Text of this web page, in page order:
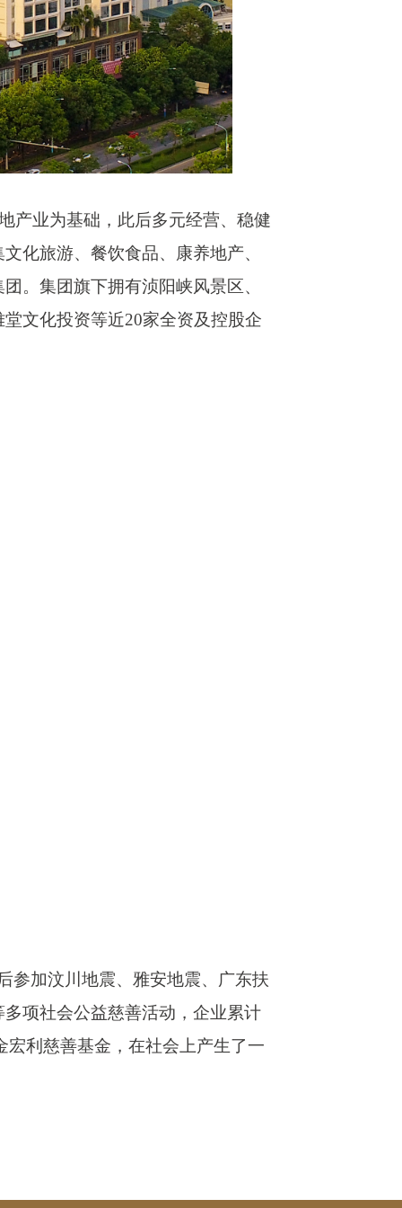
产业为基础，此后多元经营、稳健
化旅游、餐饮食品、康养地产、
。集团旗下拥有浈阳峡风景区、
堂文化投资等近20家全资及控股企
参加汶川地震、雅安地震、广东扶
项社会公益慈善活动，企业累计
宏利慈善基金，在社会上产生了一